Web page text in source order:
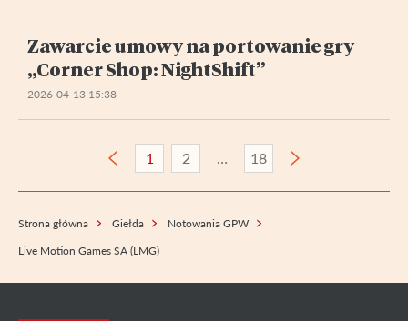
Zawarcie umowy na portowanie gry
„Corner Shop: NightShift”
2026-04-13 15:38
1 2 18
Strona główna Giełda
Notowania GPW
Live Motion Games SA (LMG)